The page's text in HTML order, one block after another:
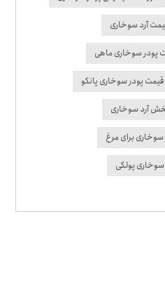
آرد سوخاری
پودر سوخاری ماهی
قیمت پودر سوخاری پانکو
آرد سوخاری
سوخاری برای مرغ
سوخاری پولکی